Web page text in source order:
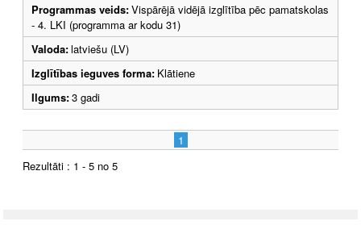
Programmas veids:Vispārējā vidējā izglītība pēc pamatskolas
- 4. LKI (programma ar kodu 31)
Valoda:latviešu (LV)
Izglītības ieguves forma: Klātiene
Ilgums:3 gadi
1
Rezultāti : 1 - 5 no 5